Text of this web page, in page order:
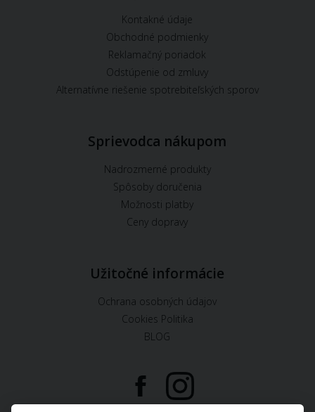
Kontakné údaje
Obchodné podmienky
Reklamačný poriadok
Odstúpenie od zmluvy
Alternatívne riešenie spotrebiteľských sporov
Sprievodca nákupom
Nadrozmerné produkty
Spôsoby doručenia
Možnosti platby
Ceny dopravy
Užitočné informácie
Ochrana osobných údajov
Cookies Politika
BLOG